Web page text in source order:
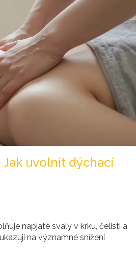
Jak uvolnit dýchací
napjaté svaly v krku, čelisti a
na významné snížení